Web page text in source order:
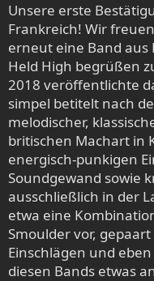
Unsere erste
Frankreich! Wir
erneut eine Band aus
Held High begrüßen
2018 veröffentlichte
simpel betitelt nach
melodischer,
britischen Machart in
energisch-punkigen
Soundgewand sowie
ausschließlich in der
etwa eine
Smoulder vor,
Einschlägen und
diesen Bands etwas